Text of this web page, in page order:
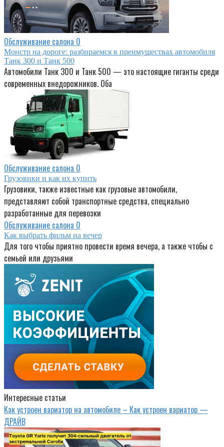
Обслуживание салона 0
Монстр на дороге: разбираемся в преимуществах автомобиля
Танк 300 и Танк 500
Автомобили Танк 300 и Танк 500 — это настоящие гиганты среди
современных внедорожников. Оба
Обслуживание салона 0
Грузовики и как их купить
Грузовики, также известные как грузовые автомобили,
представляют собой транспортные средства, специально
разработанные для перевозки
Обслуживание салона 0
Как выбрать фильм на вечер
Для того чтобы приятно провести время вечера, а также чтобы с
семьей или друзьями
Интересные статьи
Как устроен вариатор на автомобиле – Как устроен вариатор —
ДРАЙВ